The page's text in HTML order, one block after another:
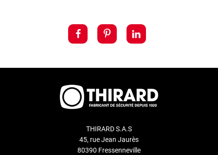
THIRARD S.A.S
45, rue Jean Jaurès
80390 Fressenneville